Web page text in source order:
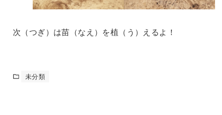
次（つぎ）は苗（なえ）を植（う）えるよ！
未分類